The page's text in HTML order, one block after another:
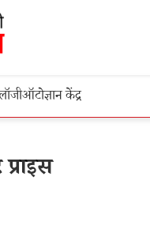
ऑटोज्ञान केंद्र